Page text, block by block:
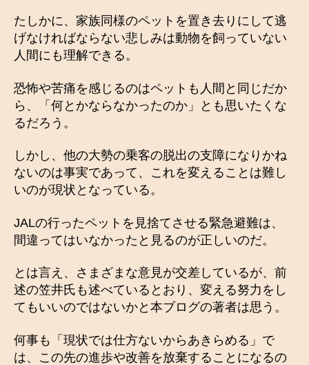
たしかに、家族同様のペットを置き去りにして逃
げなければならない悲しみは動物を飼っていない
人間にも理解できる。
恐怖や苦痛を感じるのはペットも人間と同じだか
ら、「何とかならなかったのか」とも思いたくな
るだろう。
しかし、他の大勢の乗客の脱出の支障になりかね
ないのは事実であって、これを変えることは難し
いのが現状となっている。
JALの行ったペットを見捨てさせる緊急避難は、
間違ってはいなかったと見るのが正しいのだ。
とは言え、さまざまな意見が交差しているが、前
述の笠井氏も述べているとおり、変える努力をし
てもいいのではないかと本ブログの著者は思う。
何事も「現状では仕方ないからあきらめる」で
は、この先の進歩や改善を放棄することになるの